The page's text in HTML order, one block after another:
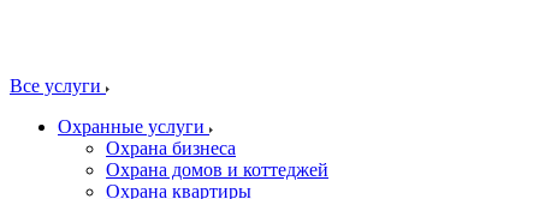
Все услуги
Охранные услуги
Охрана бизнеса
Охрана домов и коттеджей
Охрана квартиры